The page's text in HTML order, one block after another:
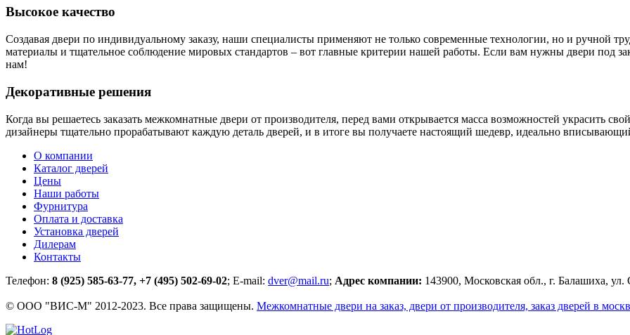
Высокое качество
Создавая двери по индивидуальному заказу, наши специалисты применяют не только современные технологии, но и ручной
материалы и тщательное соблюдение мировых стандартов – вот главные критерии нашей работы. Если вам нужны двери под
нам!
Декоративные решения
Когда вы решаетесь заказать межкомнатные двери от производителя, перед вами открывается масса возможностей украсить
дизайнеры тщательно прорабатывают каждую деталь дверей, и в итоге вы получаете настоящий шедевр, идеально
О компании
Каталог дверей
Цены
Наши работы
Фурнитура
Оплата и доставка
Установка дверей
Дилерам
Контакты
Телефон: 8 (925) 585-63-77, +7 (495) 502-69-02; E-mail: dver@mail.ru; Адрес компании: 143900, Московская обл., г. Балашиха, ул.
© ООО "ВИС-М" 2012-2023. Все права защищены. Межкомнатные двери на заказ, двери от производителя, заказ дверей в